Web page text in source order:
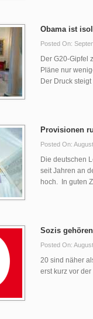
Obama ist
Posted On:
Der G20-Gipfel
Pläne nur
Der Druck steigt
Provisionen
Posted On:
Die deutschen
seit Jahren an
hoch. In guten
Sozis
Posted On:
20 sind näher
erst kurz vor